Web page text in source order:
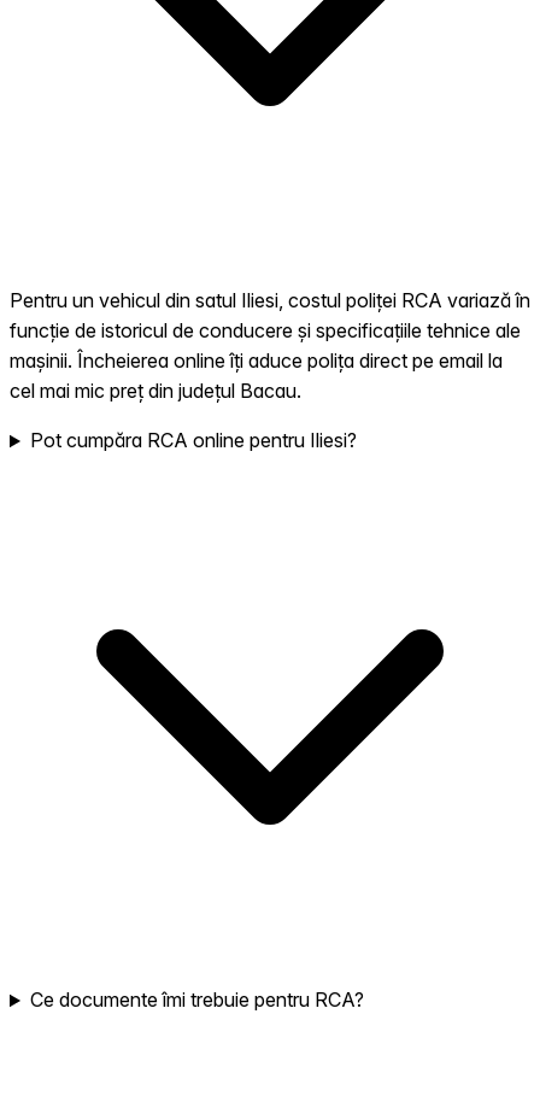
Pentru un vehicul din satul Iliesi, costul poliței RCA variază în
funcție de istoricul de conducere și specificațiile tehnice ale
mașinii. Încheierea online îți aduce polița direct pe email la
cel mai mic preț din județul Bacau.
Pot cumpăra RCA online pentru Iliesi?
Ce documente îmi trebuie pentru RCA?